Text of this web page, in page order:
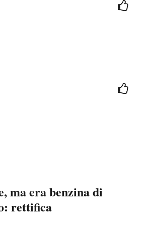
ma era benzina di
rettifica